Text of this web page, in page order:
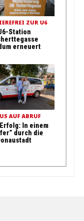
ZUR U6
Station
erneuert
AUF ABRUF
In einem
durch die